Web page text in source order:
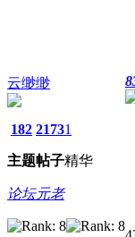
云缈缈
182
主题
2173
帖子
1
精华
论坛元老